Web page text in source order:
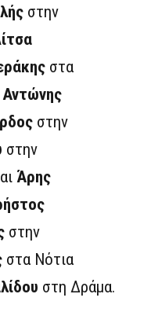
στην
στα
Αντώνης
στην
στην
Άρης
στην
στα Νότια
στη Δράμα.